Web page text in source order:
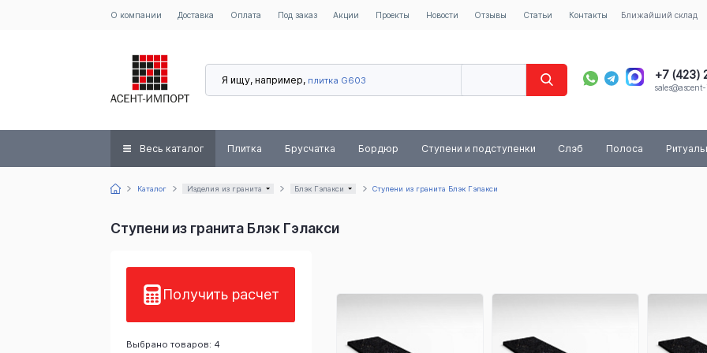
О компании Доставка Оплата Под заказ Акции Проекты Новости Отзывы Статьи Контакты Ближайший склад
Я ищу, например, плитка G603
+7 (423)
8 (800)
Весь каталог Плитка Брусчатка Бордюр Ступени и подступенки Слэб Полоса
Каталог Изделия из гранита Блэк Гэлакси Ступени из гранита Блэк Гэлакси
Ступени из гранита Блэк Гэлакси
Получить расчет
Выбрано товаров: 4